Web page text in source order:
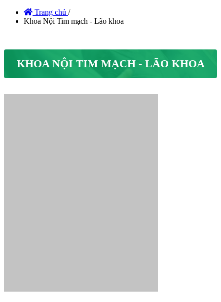
Trang chủ /
Khoa Nội Tim mạch - Lão khoa
KHOA NỘI TIM MẠCH - LÃO KHOA